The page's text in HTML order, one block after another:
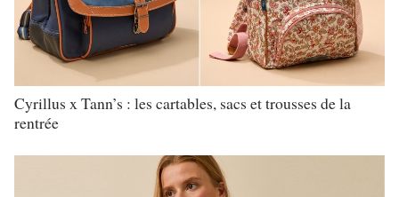
Cyrillus x Tann’s : les cartables, sacs et trousses de la
rentrée